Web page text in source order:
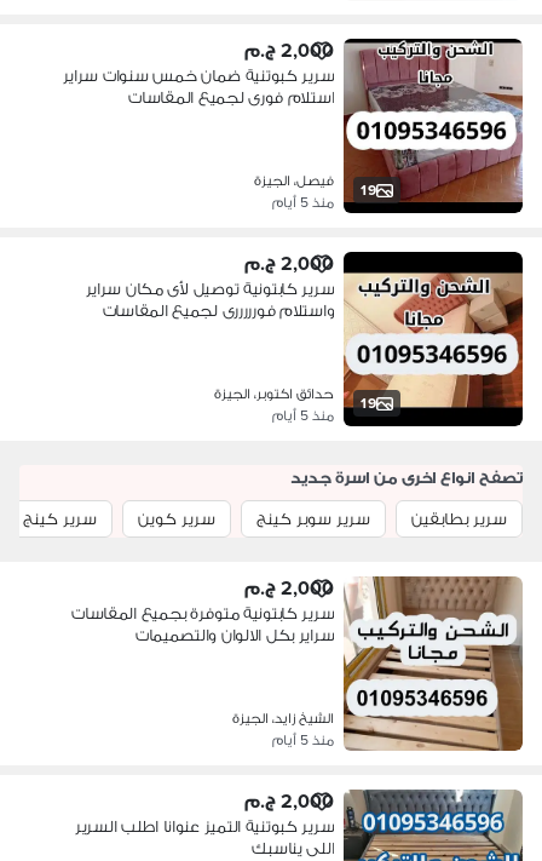
19
2,000 ج.م
سرير كبوتنية ضمان خمس سنوات سراير
استلام فورى لجميع المقاسات
فيصل، الجيزة
منذ 5 أيام
19
2,000 ج.م
سرير كابتونية توصيل لأى مكان سراير
واستلام فورررررى لجميع المقاسات
حدائق اكتوبر، الجيزة
منذ 5 أيام
تصفح انواع اخرى من اسرة جديد
سرير بطابقين
سرير سوبر كينج سرير كوين سرير كينج
2,000 ج.م
سرير كابتونية متوفرة بجميع المقاسات
سراير بكل الالوان والتصميمات
الشيخ زايد، الجيزة
منذ 5 أيام
2,000 ج.م
سرير كبوتنية التميز عنوانا اطلب السرير
اللى يناسبك